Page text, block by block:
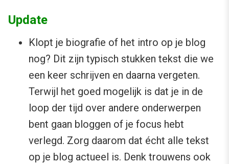
Update
Klopt je biografie of het intro op je blog
nog? Dit zijn typisch stukken tekst die we
een keer schrijven en daarna vergeten.
Terwijl het goed mogelijk is dat je in de
loop der tijd over andere onderwerpen
bent gaan bloggen of je focus hebt
verlegd. Zorg daarom dat écht alle tekst
op je blog actueel is. Denk trouwens ook